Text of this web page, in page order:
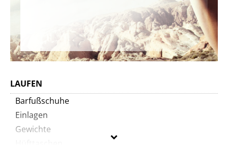
LAUFEN
Barfußschuhe
Einlagen
Gewichte